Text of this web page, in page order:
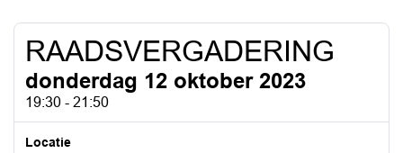
RAADSVERGADERING
donderdag 12 oktober 2023
19:30 - 21:50
Locatie